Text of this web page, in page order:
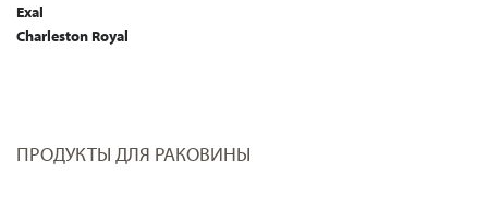
Exal
Charleston Royal
ПРОДУКТЫ ДЛЯ РАКОВИНЫ